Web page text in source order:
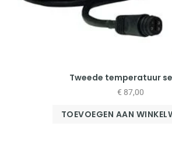
Tweede temperatuur
€ 87,00
TOEVOEGEN AAN